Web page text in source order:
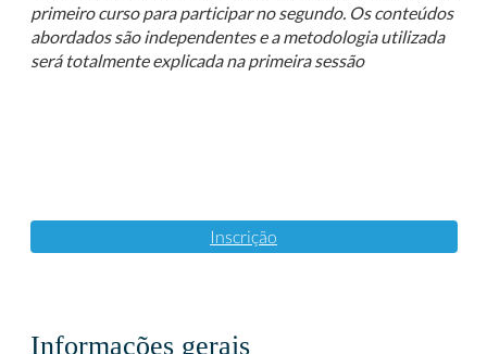
primeiro curso para participar no segundo. Os conteúdos
abordados são independentes e a metodologia utilizada
será totalmente explicada na primeira sessão
Inscrição
Informações gerais